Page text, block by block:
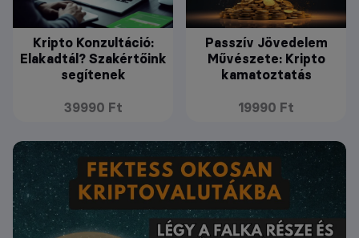
Kripto Konzultáció:
Elakadtál? Szakértőink
segítenek
39990 Ft
Passzív Jövedelem
Művészete: Kripto
kamatoztatás
19990 Ft